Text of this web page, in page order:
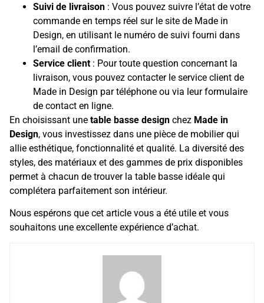
Suivi de livraison : Vous pouvez suivre l’état de votre
commande en temps réel sur le site de Made in
Design, en utilisant le numéro de suivi fourni dans
l’email de confirmation.
Service client : Pour toute question concernant la
livraison, vous pouvez contacter le service client de
Made in Design par téléphone ou via leur formulaire
de contact en ligne.
En choisissant une table basse design chez Made in
Design, vous investissez dans une pièce de mobilier qui
allie esthétique, fonctionnalité et qualité. La diversité des
styles, des matériaux et des gammes de prix disponibles
permet à chacun de trouver la table basse idéale qui
complétera parfaitement son intérieur.
Nous espérons que cet article vous a été utile et vous
souhaitons une excellente expérience d’achat.